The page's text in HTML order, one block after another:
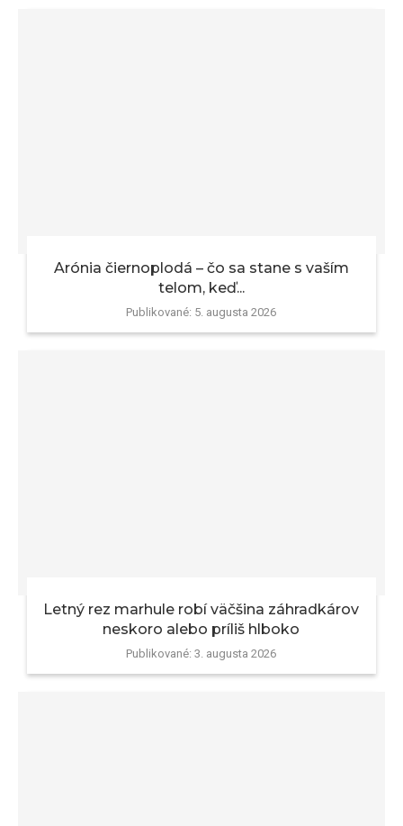
Arónia čiernoplodá – čo sa stane s vaším
telom, keď...
Publikované: 5. augusta 2026
Letný rez marhule robí väčšina záhradkárov
neskoro alebo príliš hlboko
Publikované: 3. augusta 2026